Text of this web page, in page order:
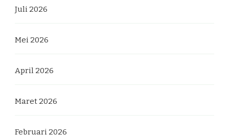
Juli 2026
Mei 2026
April 2026
Maret 2026
Februari 2026